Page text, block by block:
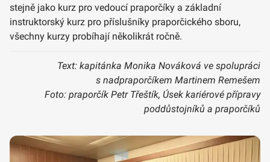
stejně jako kurz pro vedoucí praporčíky a základní
instruktorský kurz pro příslušníky praporčického sboru,
všechny kurzy probíhají několikrát ročně.
Text: kapitánka Monika Nováková ve spolupráci
s nadpraporčíkem Martinem Remešem
Foto: praporčík Petr Třeštík, Úsek kariérové přípravy
poddůstojníků a praporčíků